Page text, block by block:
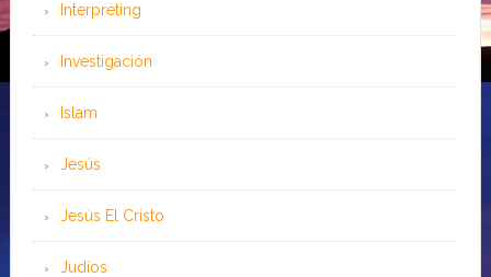
Interpreting
Investigación
Islam
Jesús
Jesús El Cristo
Judíos